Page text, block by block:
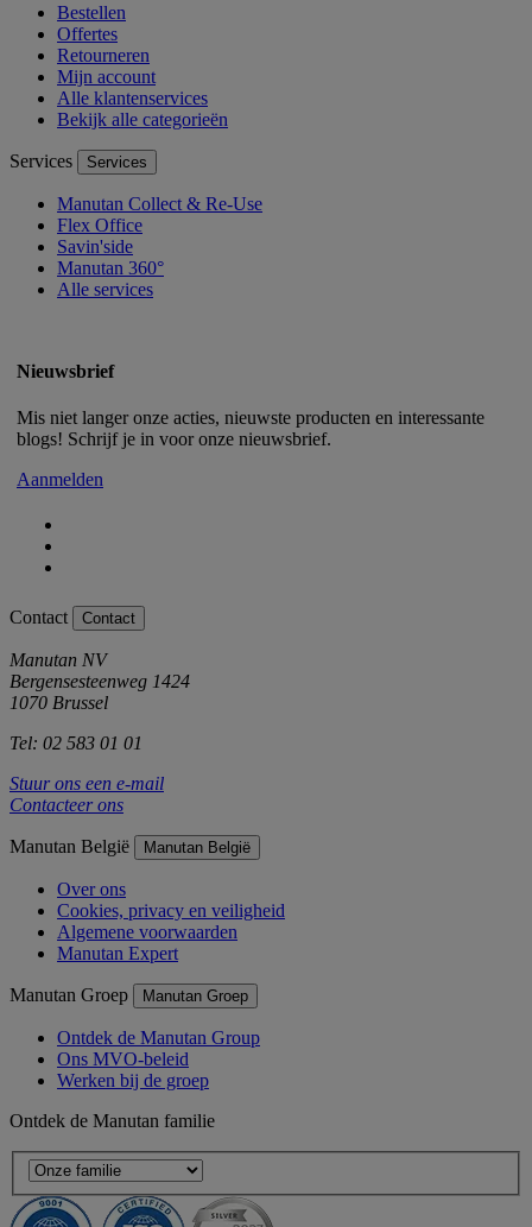
Bestellen
Offertes
Retourneren
Mijn account
Alle klantenservices
Bekijk alle categorieën
Services Services
Manutan Collect & Re-Use
Flex Office
Savin'side
Manutan 360°
Alle services
Nieuwsbrief
Mis niet langer onze acties, nieuwste producten en interessante
blogs! Schrijf je in voor onze nieuwsbrief.
Aanmelden
Contact Contact
Manutan NV
Bergensesteenweg 1424
1070 Brussel
Tel: 02 583 01 01
Stuur ons een e-mail
Contacteer ons
Manutan België Manutan België
Over ons
Cookies, privacy en veiligheid
Algemene voorwaarden
Manutan Expert
Manutan Groep Manutan Groep
Ontdek de Manutan Group
Ons MVO-beleid
Werken bij de groep
Ontdek de Manutan familie